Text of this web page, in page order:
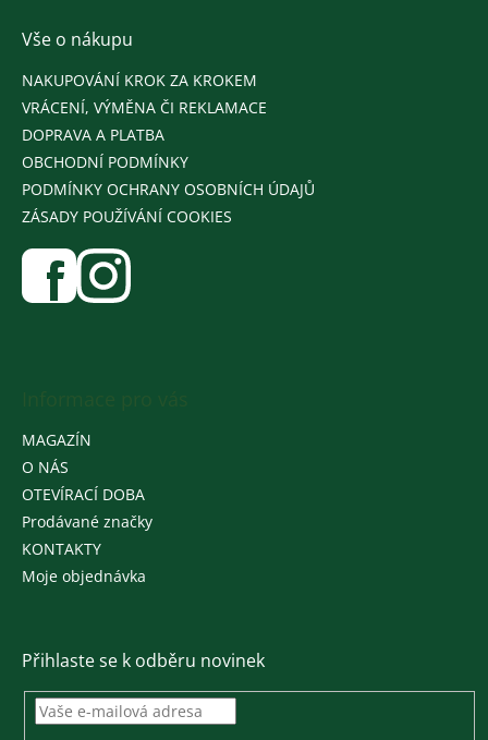
Vše o nákupu
NAKUPOVÁNÍ KROK ZA KROKEM
VRÁCENÍ, VÝMĚNA ČI REKLAMACE
DOPRAVA A PLATBA
OBCHODNÍ PODMÍNKY
PODMÍNKY OCHRANY OSOBNÍCH ÚDAJŮ
ZÁSADY POUŽÍVÁNÍ COOKIES
MAGAZÍN
O NÁS
OTEVÍRACÍ DOBA
Prodávané značky
KONTAKTY
Moje objednávka
Přihlaste se k odběru novinek